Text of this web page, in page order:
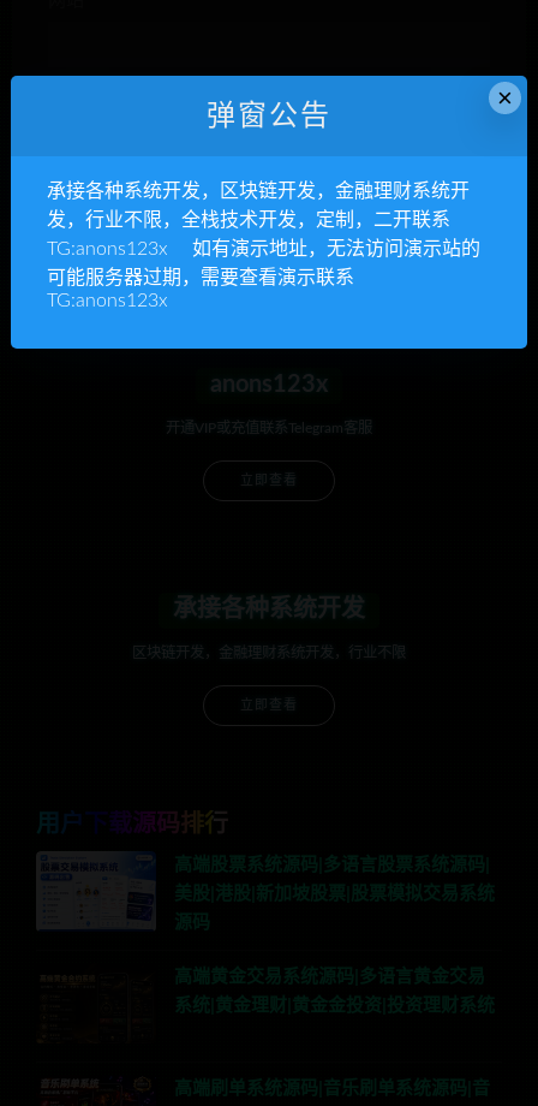
anons123x
开通VIP或充值联系Telegram客服
立即查看
承接各种系统开发
区块链开发，金融理财系统开发，行业不限
立即查看
用户下载源码排行
高端股票系统源码|多语言股票系统源码|
美股|港股|新加坡股票|股票模拟交易系统
源码
高端黄金交易系统源码|多语言黄金交易
系统|黄金理财|黄金金投资|投资理财系统
高端刷单系统源码|音乐刷单系统源码|音
×
弹窗公告
承接各种系统开发，区块链开发，金融理财系统开
发，行业不限，全栈技术开发，定制，二开联系
TG:anons123x 如有演示地址，无法访问演示站的
可能服务器过期，需要查看演示联系
TG:anons123x